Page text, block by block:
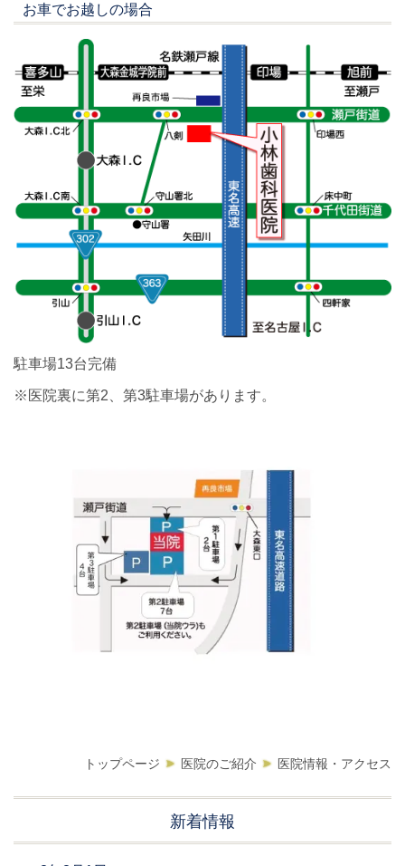
お車でお越しの場合
駐車場13台完備
※医院裏に第2、第3駐車場があります。
トップページ 医院のご紹介 医院情報・アクセス
新着情報